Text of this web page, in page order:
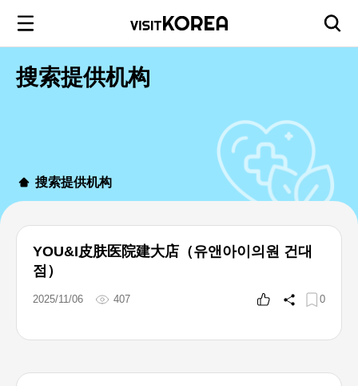
搜索提供机构
搜索提供机构
YOU&I皮肤医院建大店（유앤아이의원 건대
점）
2025/11/06 407 0